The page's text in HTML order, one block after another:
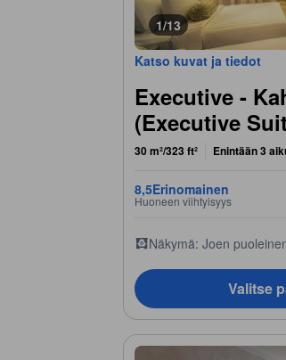
1/13
Katso kuvat ja tiedot
Executive -
(Executive
30 m²/323 ft² Enintään 3
8,5Erinomainen
Huoneen viihtyisyys
Näkymä: Joen
Valitse